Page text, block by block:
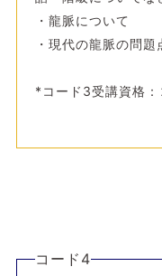
・龍脈について
・現代の龍脈の問題
*コード3受講資格
コード4